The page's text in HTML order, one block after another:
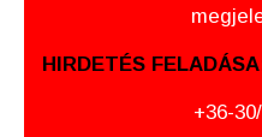
HIRDETÉS
+36-